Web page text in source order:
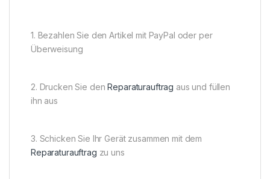
1. Bezahlen Sie den Artikel mit PayPal oder per
Überweisung
2. Drucken Sie denReparaturauftrag aus und füllen
ihn aus
3. Schicken Sie Ihr Gerät zusammen mit dem
Reparaturauftrag zu uns